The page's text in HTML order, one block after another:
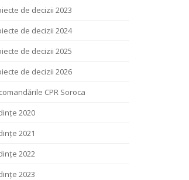
de decizii 2023
de decizii 2024
de decizii 2025
de decizii 2026
CPR Soroca
2020
2021
2022
2023